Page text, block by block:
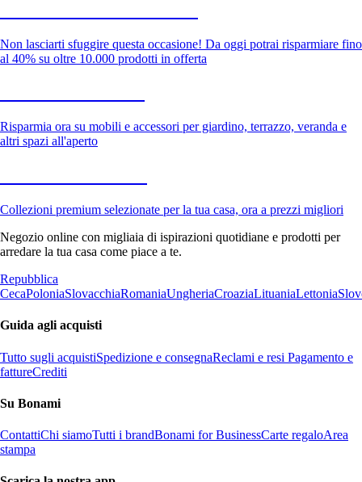
Non lasciarti sfuggire questa occasione! Da oggi potrai risparmiare fino
al 40% su oltre 10.000 prodotti in offerta
Risparmia ora su mobili e accessori per giardino, terrazzo, veranda e
altri spazi all'aperto
Collezioni premium selezionate per la tua casa, ora a prezzi migliori
Negozio online con migliaia di ispirazioni quotidiane e prodotti per
arredare la tua casa come piace a te.
Repubblica
CecaPoloniaSlovacchiaRomaniaUngheriaCroaziaLituaniaLettonia
Guida agli acquisti
Tutto sugli acquistiSpedizione e consegnaReclami e resi Pagamento e
fattureCrediti
Su Bonami
ContattiChi siamoTutti i brandBonami for BusinessCarte regaloArea
stampa